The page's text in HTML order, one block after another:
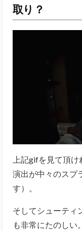
取り？
上記gifを見て頂
演出が中々のスプ
す）。
そしてシューティ
も非常にたのしい。